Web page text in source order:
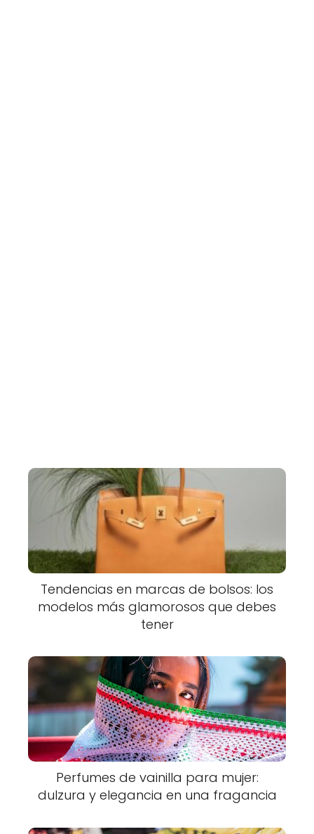
Tendencias en marcas de bolsos: los
modelos más glamorosos que debes
tener
Perfumes de vainilla para mujer:
dulzura y elegancia en una fragancia